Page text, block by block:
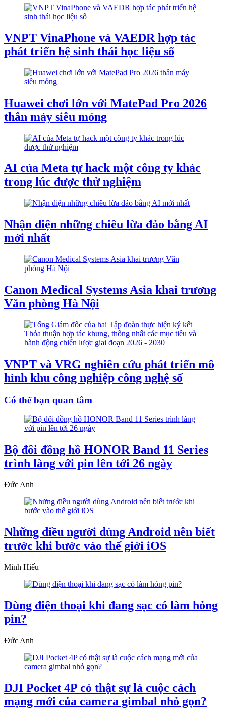
VNPT VinaPhone và VAEDR hợp tác
phát triển hệ sinh thái học liệu số
Huawei chơi lớn với MatePad Pro 2026
thân máy siêu mỏng
AI của Meta tự hack một công ty khác
trong lúc được thử nghiệm
Nhận diện những chiêu lừa đảo bằng AI
mới nhất
Canon Medical Systems Asia khai trương
Văn phòng Hà Nội
VNPT và VRG nghiên cứu phát triển mô
hình khu công nghiệp công nghệ số
Có thể bạn quan tâm
Bộ đôi đồng hồ HONOR Band 11 Series
trình làng với pin lên tới 26 ngày
Đức Anh
Những điều người dùng Android nên biết
trước khi bước vào thế giới iOS
Minh Hiếu
Dùng điện thoại khi đang sạc có làm hỏng
pin?
Đức Anh
DJI Pocket 4P có thật sự là cuộc cách
mạng mới của camera gimbal nhỏ gọn?